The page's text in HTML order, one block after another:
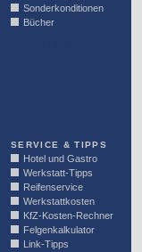
Sonderkonditionen
Bücher
SERVICE & TIPPS
Hotel und Gastro
Werkstatt-Tipps
Reifenservice
Werkstattkosten
KfZ-Kosten-Rechner
Felgenkalkulator
Link-Tipps